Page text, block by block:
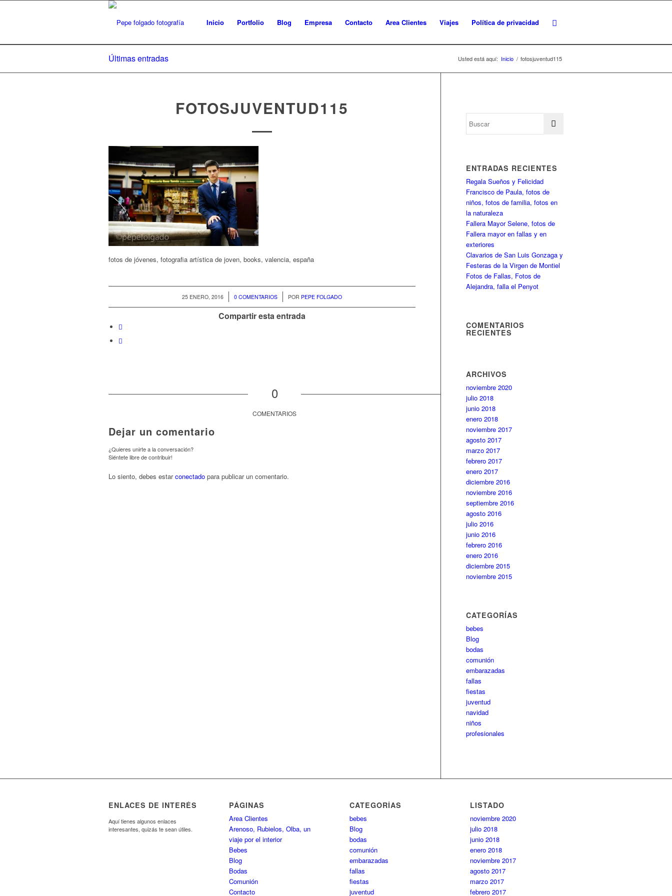
Inicio Portfolio Blog Empresa Contacto Area Clientes Viajes Política de privacidad
Últimas entradas Usted está aquí: Inicio / fotosjuventud115
FOTOSJUVENTUD115
fotos de jóvenes, fotografia artística de joven, books, valencia, españa
25 ENERO, 2016
/ 0 COMENTARIOS
/ POR PEPE FOLGADO
Compartir esta entrada
0
COMENTARIOS
Dejar un comentario
¿Quieres unirte a la conversación?
Siéntete libre de contribuir!
Lo siento, debes estarconectado para publicar un comentario.
ENTRADAS RECIENTES
Regala Sueños y Felicidad
Francisco de Paula, fotos de
niños, fotos de familia, fotos en
la naturaleza
Fallera Mayor Selene, fotos de
Fallera mayor en fallas y en
exteriores
Clavarios de San Luis Gonzaga y
Festeras de la Virgen de Montiel
Fotos de Fallas, Fotos de
Alejandra, falla el Penyot
COMENTARIOS
RECIENTES
ARCHIVOS
noviembre 2020
julio 2018
junio 2018
enero 2018
noviembre 2017
agosto 2017
marzo 2017
febrero 2017
enero 2017
diciembre 2016
noviembre 2016
septiembre 2016
agosto 2016
julio 2016
junio 2016
febrero 2016
enero 2016
diciembre 2015
noviembre 2015
CATEGORÍAS
bebes
Blog
bodas
comunión
embarazadas
fallas
fiestas
juventud
navidad
niños
profesionales
ENLACES DE INTERÉS
Aquí tienes algunos enlaces
interesantes, quizás te sean útiles.
PÁGINAS
Area Clientes
Arenoso, Rubielos, Olba, un
viaje por el interior
Bebes
Blog
Bodas
Comunión
Contacto
CATEGORÍAS
bebes
Blog
bodas
comunión
embarazadas
fallas
fiestas
juventud
LISTADO
noviembre 2020
julio 2018
junio 2018
enero 2018
noviembre 2017
agosto 2017
marzo 2017
febrero 2017